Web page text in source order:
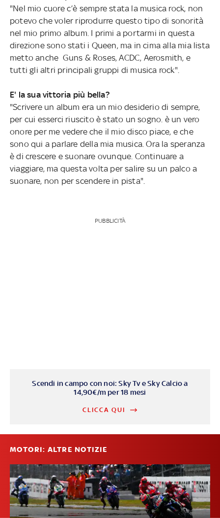
"Nel mio cuore c’è sempre stata la musica rock, non
potevo che voler riprodurre questo tipo di sonorità
nel mio primo album. I primi a portarmi in questa
direzione sono stati i Queen, ma in cima alla mia lista
metto anche Guns & Roses, ACDC, Aerosmith, e
tutti gli altri principali gruppi di musica rock".
E' la sua vittoria più bella?
"Scrivere un album era un mio desiderio di sempre,
per cui esserci riuscito è stato un sogno. è un vero
onore per me vedere che il mio disco piace, e che
sono qui a parlare della mia musica. Ora la speranza
è di crescere e suonare ovunque. Continuare a
viaggiare, ma questa volta per salire su un palco a
suonare, non per scendere in pista".
PUBBLICITÀ
Scendi in campo con noi: Sky Tv e Sky Calcio a
14,90€/m per 18 mesi
CLICCA QUI
MOTORI: ALTRE NOTIZIE